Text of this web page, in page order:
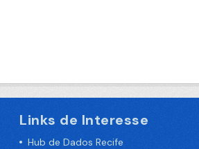
Links de Interesse
Hub de Dados Recife